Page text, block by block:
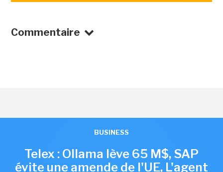
Commentaire
BUSINESS
Telex : Ollama lève 65 M$, SAP
évite une amende de l'UE, L'agent